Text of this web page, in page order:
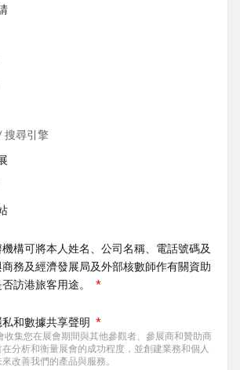
搜尋引擎
構可將本人姓名、公司名稱、電話號碼及
務及經濟發展局及外部核數師作有關資助
訪港旅客用途。
和數據共享聲明
收集您在展會期間與其他參觀者、參展商和贊助商
分析和衡量展會的成功程度，並創建業務和個人
改善我們的產品與服務。